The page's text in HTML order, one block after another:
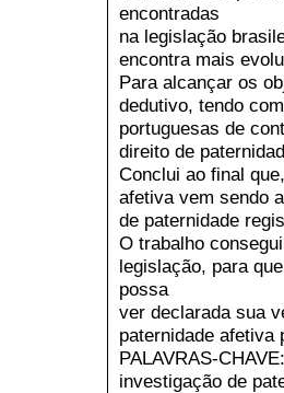
encontradas
na legislação
encontra mais
Para alcançar os
dedutivo, tendo
portuguesas de
direito de
Conclui ao final
afetiva vem sendo
de paternidade
O trabalho
legislação, para
possa
ver declarada sua
paternidade afetiva
PALAVRAS-
investigação de